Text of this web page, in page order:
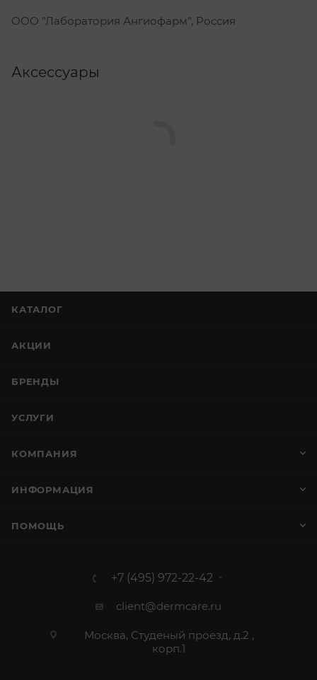
ООО "Лаборатория Ангиофарм", Россия
Аксессуары
КАТАЛОГ
АКЦИИ
БРЕНДЫ
УСЛУГИ
КОМПАНИЯ
ИНФОРМАЦИЯ
ПОМОЩЬ
+7 (495) 972-22-42
client@dermcare.ru
Москва, Студеный проезд, д.2 ,
корп.1